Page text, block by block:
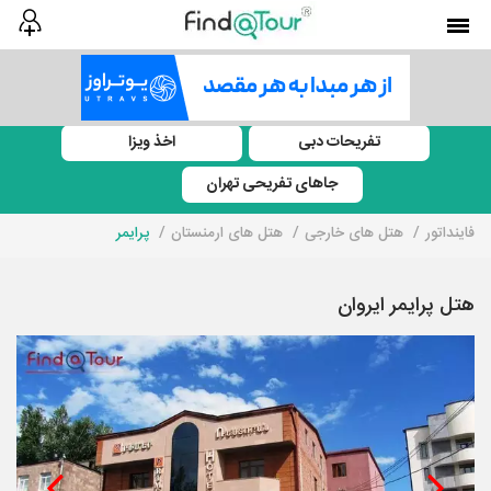
تفریحات دبی
اخذ ویزا
جاهای تفریحی تهران
فاینداتور هتل های خارجی هتل های ارمنستان پرایمر
هتل پرایمر ایروان